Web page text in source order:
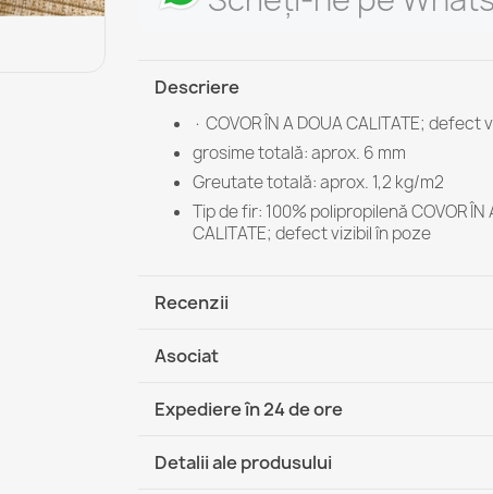
Descriere
· COVOR ÎN A DOUA CALITATE; defect
grosime totală: aprox. 6 mm
Greutate totală: aprox. 1,2 kg/m2
Tip de fir: 100% polipropilenă COVOR ÎN
CALITATE; defect vizibil în poze
Recenzii
Asociat
Expediere în 24 de ore
DHL / GLS România - Ramburs (COD)
Detalii ale produsului